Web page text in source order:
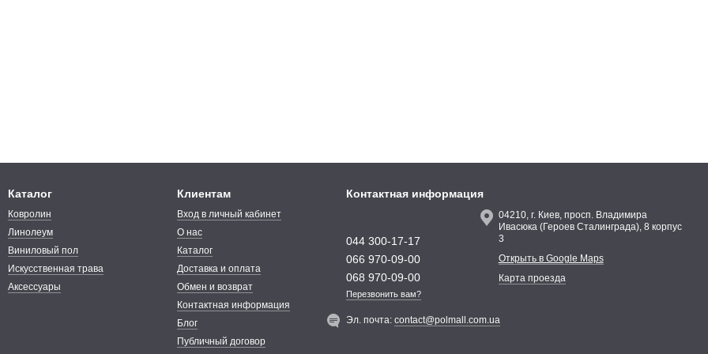
различные оттенки серого, чтобы создать уникальный стиль.
купить в Украине вам помогут в магазине «ПолMall».
Каталог
Ковролин
Линолеум
Виниловый пол
Искусственная трава
Аксессуары
Клиентам
Вход в личный кабинет
О нас
Каталог
Доставка и оплата
Обмен и возврат
Контактная информация
Блог
Публичный договор
Контактная информация
044 300-17-17
066 970-09-00
068 970-09-00
Перезвонить вам?
04210, г. Киев, просп. Владимира
Ивасюка (Героев Сталинграда), 8 корпус
3
Открыть в Google Maps
Карта проезда
Эл. почта:contact@polmall.com.ua